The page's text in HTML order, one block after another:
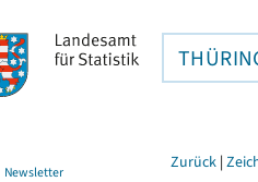
Newsletter Zurück |